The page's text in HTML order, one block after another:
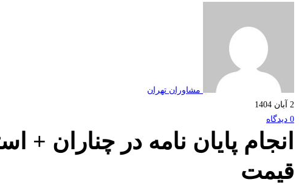
مشاوران تهران
2 آبان 1404
0 دیدگاه
انجام پایان نامه در چناران +
قیمت